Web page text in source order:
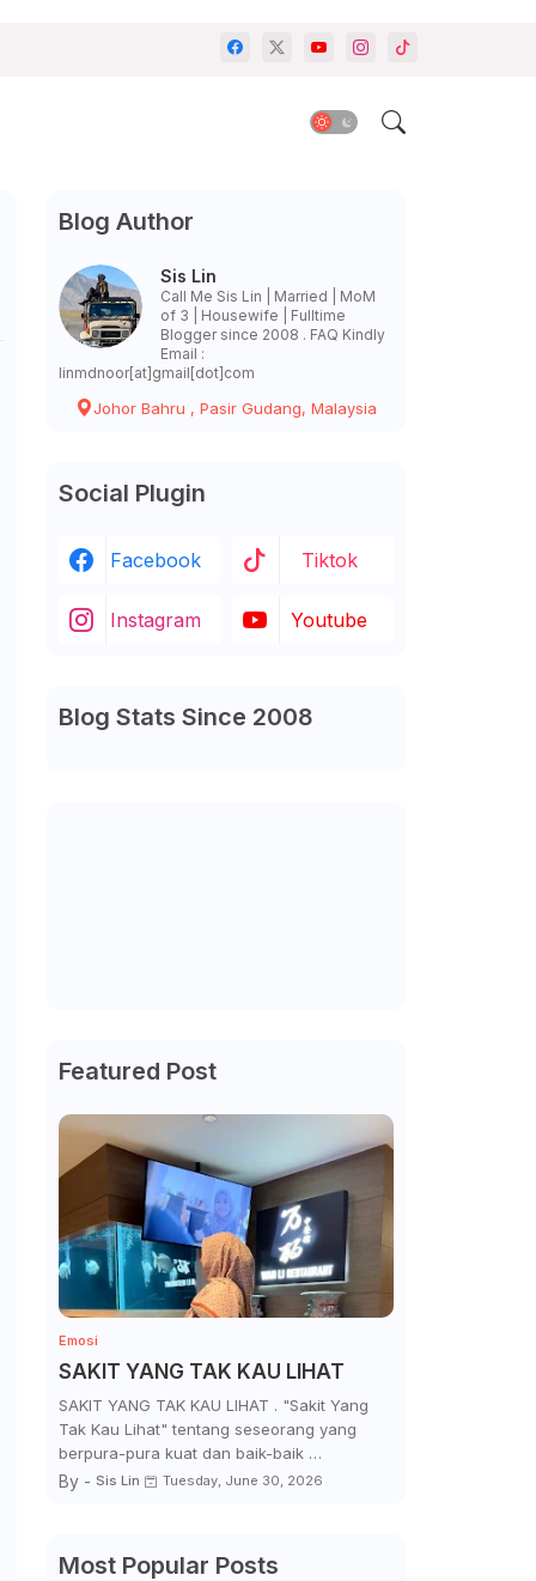
Blog Author
Sis Lin
Call Me Sis Lin | Married | MoM
of 3 | Housewife | Fulltime
Blogger since 2008 . FAQ Kindly
Email :
linmdnoor[at]gmail[dot]com
Johor Bahru , Pasir Gudang, Malaysia
Social Plugin
Facebook Tiktok
Instagram Youtube
Blog Stats Since 2008
Featured Post
Emosi
SAKIT YANG TAK KAU LIHAT
SAKIT YANG TAK KAU LIHAT . "Sakit Yang
Tak Kau Lihat" tentang seseorang yang
berpura-pura kuat dan baik-baik …
By - Sis Lin Tuesday, June 30, 2026
Most Popular Posts